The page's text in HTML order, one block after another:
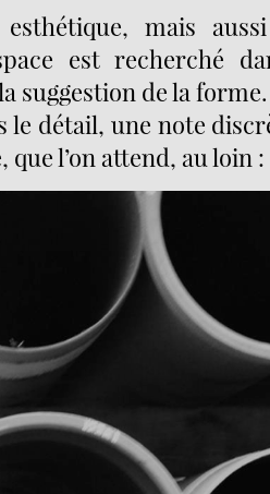
esthétique, mais
est recherché
suggestion de la
le détail, une note
l’on attend, au loin :